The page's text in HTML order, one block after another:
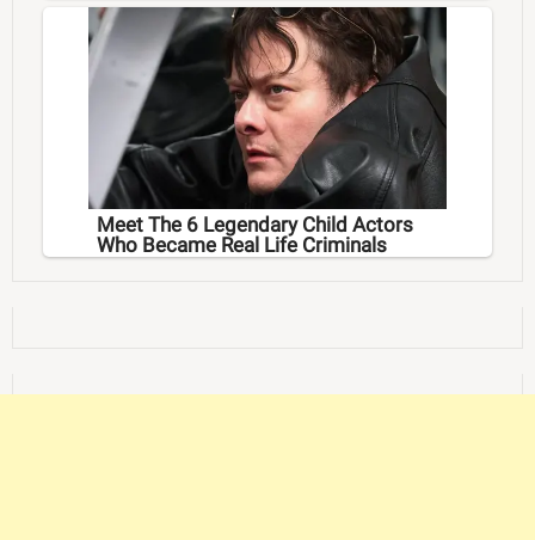
Meet The 6 Legendary Child Actors
Who Became Real Life Criminals